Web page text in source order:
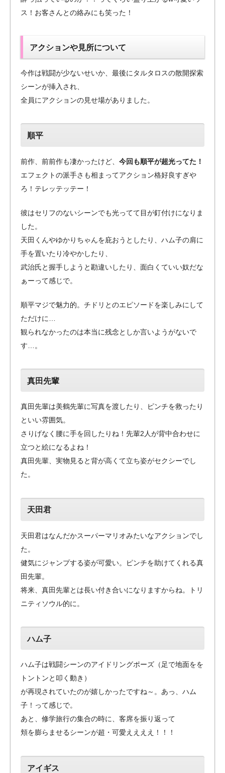
ス！お客さんとの絡みにも笑った！
アクションや見所について
今作は戦闘が少ないせいか、最後にタルタロスの散開探索
シーンが挿入され、
全員にアクションの見せ場がありました。
順平
前作、前前作も凄かったけど、 今回も順平が超光ってた！
エフェクトの派手さも相まってアクション格好良すぎや
ろ！テレッテッテー！
彼はセリフのないシーンでも光ってて目が釘付けになりま
した。
天田くんやゆかりちゃんを庇おうとしたり、ハム子の肩に
手を置いたり冷やかしたり、
武治氏と握手しようと勘違いしたり、面白くていい奴だな
ぁーって感じで。
順平マジで魅力的。チドリとのエピソードを楽しみにして
ただけに…
観られなかったのは本当に残念としか言いようがないで
す…。
真田先輩
真田先輩は美鶴先輩に写真を渡したり、ピンチを救ったり
といい雰囲気。
さりげなく腰に手を回したりね！先輩2人が背中合わせに
立つと絵になるよね！
真田先輩、実物見ると背が高くて立ち姿がセクシーでし
た。
天田君
天田君はなんだかスーパーマリオみたいなアクションでし
た。
健気にジャンプする姿が可愛い。ピンチを助けてくれる真
田先輩。
将来、真田先輩とは長い付き合いになりますからね。トリ
ニティソウル的に。
ハム子
ハム子は戦闘シーンのアイドリングポーズ（足で地面をを
トントンと叩く動き）
が再現されていたのが嬉しかったですね～。あっ、ハム
子！って感じで。
あと、修学旅行の集合の時に、客席を振り返って
頬を膨らませるシーンが超・可愛ええええ！！！
アイギス